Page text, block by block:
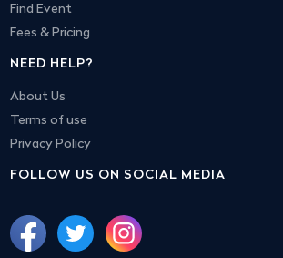
Find Event
Fees & Pricing
NEED HELP?
About Us
Terms of use
Privacy Policy
FOLLOW US ON SOCIAL MEDIA